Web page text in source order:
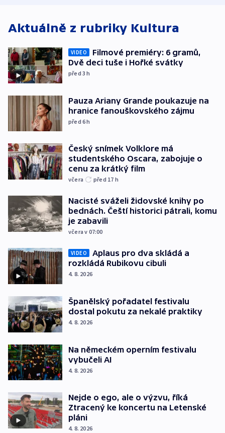
Aktuálně z rubriky Kultura
VIDEO
Filmové premiéry: 6 gramů,
Dvě deci tuše i Hořké svátky
před 3h
Pauza Ariany Grande poukazuje na
hranice fanouškovského zájmu
před 6h
Český snímek Volklore má
studentského Oscara, zabojuje o
cenu za krátký film
včera před 17 h
Nacisté sváželi židovské knihy po
bednách. Čeští historici pátrali, komu
je zabavili
včera v 07:00
VIDEO
Aplaus pro dva skládá a
rozkládá Rubikovu cibuli
4. 8. 2026
Španělský pořadatel festivalu
dostal pokutu za nekalé praktiky
4. 8. 2026
Na německém operním festivalu
vybučeli AI
4. 8. 2026
Nejde o ego, ale o výzvu, říká
Ztracený ke koncertu na Letenské
pláni
4. 8. 2026